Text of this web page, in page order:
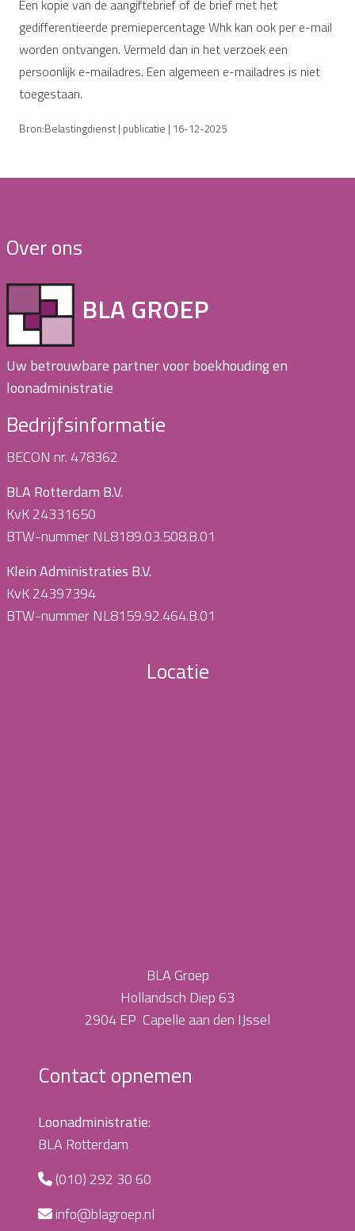
Een kopie van de aangiftebrief of de brief met het
gedifferentieerde premiepercentage Whk kan ook per e-mail
worden ontvangen. Vermeld dan in het verzoek een
persoonlijk e-mailadres. Een algemeen e-mailadres is niet
toegestaan.
Bron:Belastingdienst | publicatie | 16-12-2025
Over ons
BLA GROEP
Uw betrouwbare partner voor boekhouding en
loonadministratie
Bedrijfsinformatie
BECON nr. 478362
BLA Rotterdam B.V.
KvK 24331650
BTW-nummer NL8189.03.508.B.01
Klein Administraties B.V.
KvK 24397394
BTW-nummer NL8159.92.464.B.01
Locatie
BLA Groep
Hollandsch Diep 63
2904 EP Capelle aan den IJssel
Contact opnemen
Loonadministratie:
BLA Rotterdam
(010) 292 30 60
info@blagroep.nl